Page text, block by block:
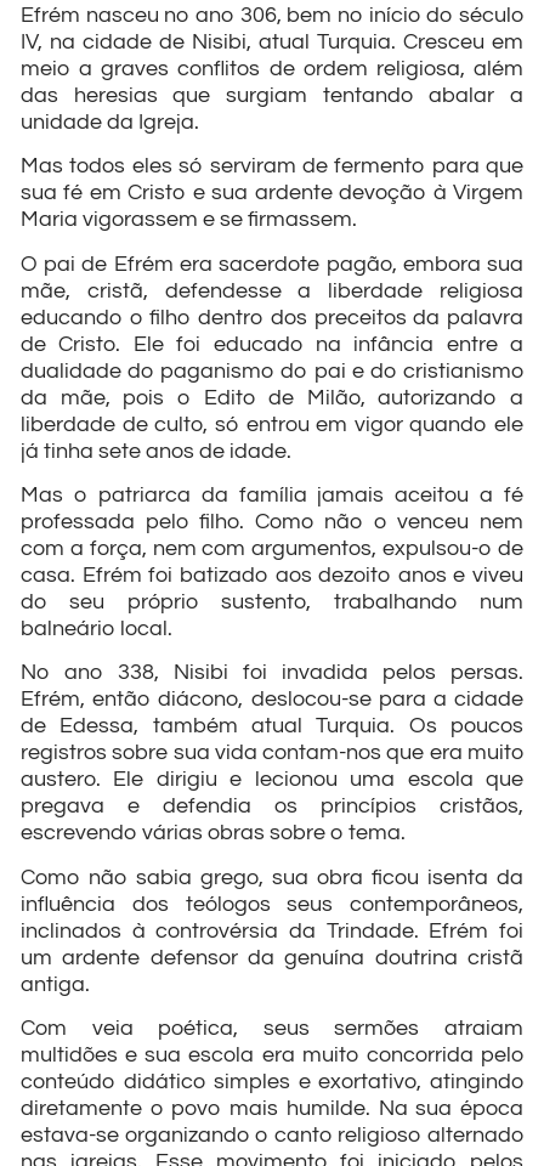
Efrém nasceu no ano 306, bem no início do século
IV, na cidade de Nisibi, atual Turquia. Cresceu em
meio a graves conflitos de ordem religiosa, além
das heresias que surgiam tentando abalar a
unidade da Igreja.
Mas todos eles só serviram de fermento para que
sua fé em Cristo e sua ardente devoção à Virgem
Maria vigorassem e se firmassem.
O pai de Efrém era sacerdote pagão, embora sua
mãe, cristã, defendesse a liberdade religiosa
educando o filho dentro dos preceitos da palavra
de Cristo. Ele foi educado na infância entre a
dualidade do paganismo do pai e do cristianismo
da mãe, pois o Edito de Milão, autorizando a
liberdade de culto, só entrou em vigor quando ele
já tinha sete anos de idade.
Mas o patriarca da família jamais aceitou a fé
professada pelo filho. Como não o venceu nem
com a força, nem com argumentos, expulsou-o de
casa. Efrém foi batizado aos dezoito anos e viveu
do seu próprio sustento, trabalhando num
balneário local.
No ano 338, Nisibi foi invadida pelos persas.
Efrém, então diácono, deslocou-se para a cidade
de Edessa, também atual Turquia. Os poucos
registros sobre sua vida contam-nos que era muito
austero. Ele dirigiu e lecionou uma escola que
pregava e defendia os princípios cristãos,
escrevendo várias obras sobre o tema.
Como não sabia grego, sua obra ficou isenta da
influência dos teólogos seus contemporâneos,
inclinados à controvérsia da Trindade. Efrém foi
um ardente defensor da genuína doutrina cristã
antiga.
Com veia poética, seus sermões atraiam
multidões e sua escola era muito concorrida pelo
conteúdo didático simples e exortativo, atingindo
diretamente o povo mais humilde. Na sua época
estava-se organizando o canto religioso alternado